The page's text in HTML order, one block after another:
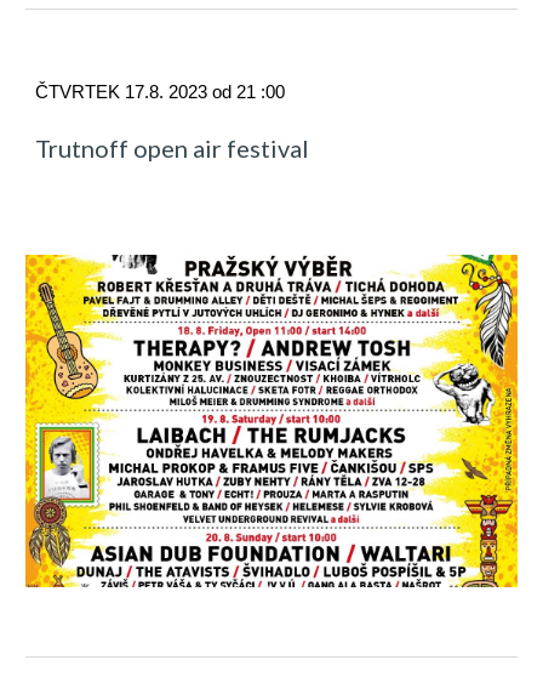
ČTVRTEK 17.8. 2023 od 21 :00
Trutnoff open air festival